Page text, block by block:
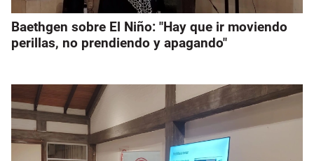
Baethgen sobre El Niño: "Hay que ir moviendo
perillas, no prendiendo y apagando"